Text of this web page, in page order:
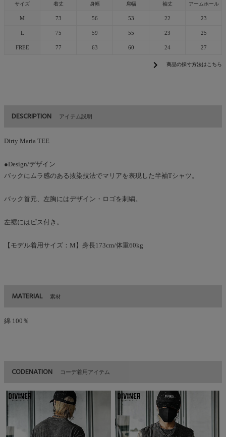
サイズ 着丈 身幅 肩幅 袖丈 アームホール
M 73 56 53 22 23
L 75 59 55 23 25
FREE 77 63 60 24 27
chevron_right 商品の採寸方法はこちら
DESCRIPTION アイテム説明
Dirty Maria TEE
●Design/デザイン
バックにムラ感のある抜染技法でマリアを表現した半袖Tシャツ。
バック首元、左胸にはデザイン・ロゴを刺繍。
左裾にはピス付き。
【モデル着用サイズ：M】身長173cm/体重60kg
MATERIAL 素材
綿 100％
CODENATION コーデ着用アイテム